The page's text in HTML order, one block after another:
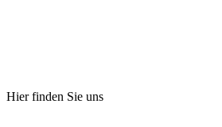
Hier finden Sie uns